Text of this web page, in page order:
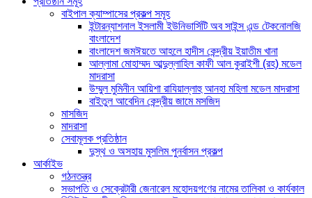
বাইপাল ক্যাম্পাসের প্রকল্প সমূহ
ইন্টারন্যাশনাল ইসলামী ইউনিভার্সিটি অব সাইন্স এন্ড টেকনোলজি
বাংলাদেশ
বাংলাদেশ জমঈয়তে আহলে হাদীস কেন্দ্রীয় ইয়াতীম খানা
আল্লামা মোহাম্মদ আব্দুল্লাহিল কাফী আল কুরাইশী (রহ) মডেল
মাদরাসা
উম্মুল মুমিনীন আয়িশা রাযিয়াল্লাহু আনহা মহিলা মডেল মাদরাসা
বাইতুল আবেদিন কেন্দ্রীয় জামে মসজিদ
মাসজিদ
মাদরাসা
সেবামূলক প্রতিষ্ঠান
দুস্থ ও অসহায় মুসলিম পুনর্বাসন প্রকল্প
আর্কাইভ
গঠনতন্ত্র
সভাপতি ও সেক্রেটারী জেনারেল মহোদয়গণের নামের তালিকা ও কার্যকাল